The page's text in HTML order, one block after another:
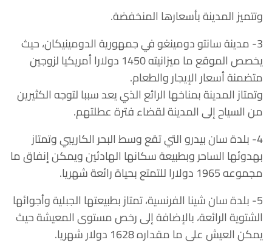
وتتميز المدينة بأسعارها المنخفضة.
3- مدينة سانتو دومينغو في جمهورية الدومينيكان، حيث
يخصص الموقع ما ميزانيته 1450 دولارا أمريكيا لزوجين
متضمنة أسعار الإيجار والطعام.
وتمتاز المدينة بمناخها الرائع الذي يعد سببا لتوجه الكثيرين
من السياح إلى المدينة لقضاء فترة عطلتهم.
4- بلدة سان بيدرو التي تقع وسط البحر الكاريبي وتمتاز
بهدوئها الساحر وبطبيعة سكانها الهادئين ويمكن إنفاق ما
مجموعه 1965 دولارا للتمتع بحياة رائعة شهريا.
5- بلدة سان شينا الفرنسية، تمتاز بطبيعتها الجبلية وأجوائها
الشتوية الرائعة، بالإضافة إلى رخص مستوى المعيشة حيث
يمكن العيش على ما مقداره 1628 دولار شهريا.